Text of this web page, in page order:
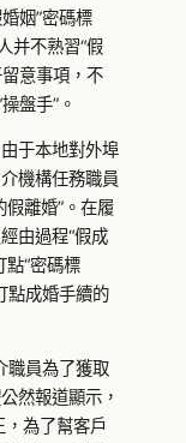
姻”密碼標
并不熟習“假
意事項，不
盤手”。
于本地對外埠
機構任務職員
假離婚”。在履
由過程“假成
點“密碼標
點成婚手續的
職員為了獲取
然報道顯示，
為了幫客戶